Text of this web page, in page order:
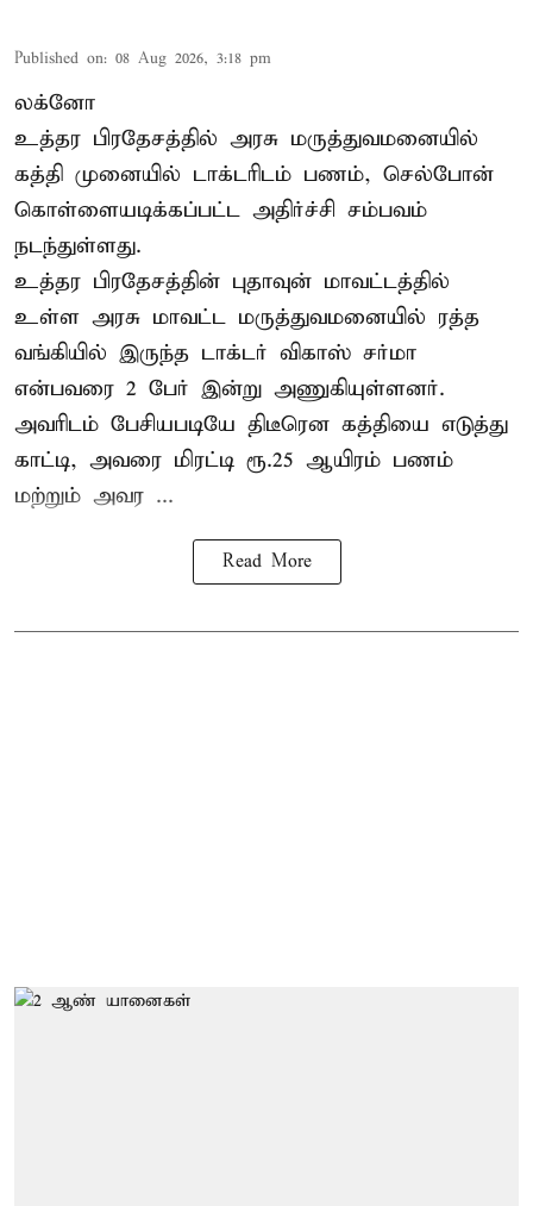
Published on: 08 Aug 2026, 3:18 pm
லக்னோ
உத்தர பிரதேசத்தில் அரசு மருத்துவமனையில்
கத்தி முனையில் டாக்டரிடம் பணம், செல்போன்
கொள்ளையடிக்கப்பட்ட அதிர்ச்சி சம்பவம்
நடந்துள்ளது.
உத்தர பிரதேசத்தின் புதாவுன் மாவட்டத்தில்
உள்ள அரசு மாவட்ட மருத்துவமனையில் ரத்த
வங்கியில் இருந்த டாக்டர் விகாஸ் சர்மா
என்பவரை 2 பேர் இன்று அணுகியுள்ளனர்.
அவரிடம் பேசியபடியே திடீரென கத்தியை எடுத்து
காட்டி, அவரை மிரட்டி ரூ.25 ஆயிரம் பணம்
மற்றும் அவர ...
Read More